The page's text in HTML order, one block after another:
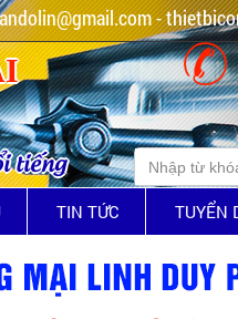
-
tiếng
TIN TỨC TUYỂN